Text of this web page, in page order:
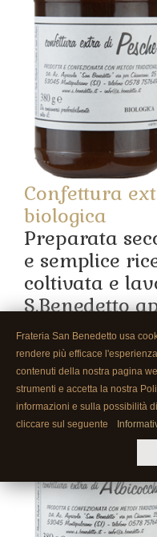
Confettura
biologica
Preparata
e semplice
coltivata e
S.Benedetto
viene
Frateria San Benedetto usa
rendere più efficace
contenuti della nostra pagina
strumenti e accetta la nostra
informazioni e sulla possibilità
cliccare sul seguente